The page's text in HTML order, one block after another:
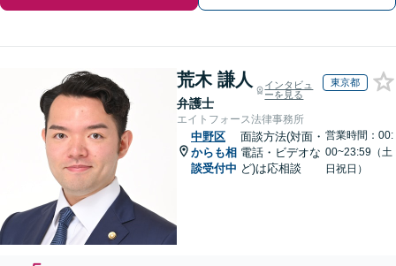
荒木 謙人
弁護士
インタビュ
ーを見る
東京都
エイトフォース法律事務所
中野区
からも相
談受付中
面談方法(対面・
電話・ビデオな
ど)は応相談
営業時間：00:
00~23:59（土
日祝日）